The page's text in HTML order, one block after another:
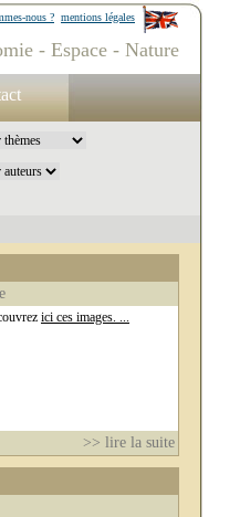
mentions légales
nous ?
- Espace - Nature
ici ces images. ...
>> lire la suite